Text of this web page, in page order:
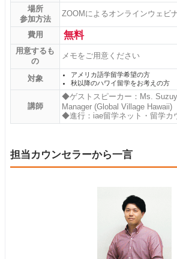
場所
参加方法
ZOOMによるオンラインウェビ
費用 無料
用意するも
の
メモをご用意ください
対象
アメリカ語学留学希望の方
秋以降のハワイ留学をお考えの方
講師
◆ゲストスピーカー：Ms.
Manager (Global Village Hawaii)
◆進行：iae留学ネット・留学カ
担当カウンセラーから一言